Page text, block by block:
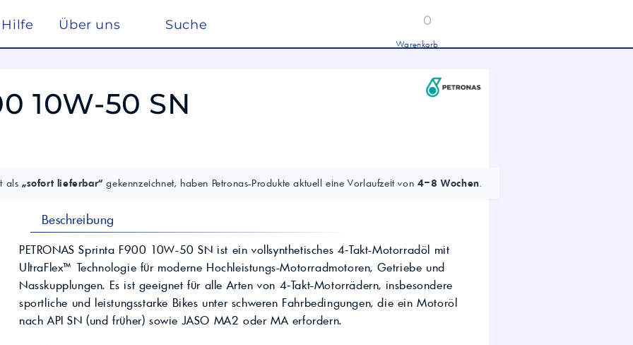
Hilfe Über uns Suche 0
Warenkorb
Pflege, Reinigung und Optimierung
Industrieöle
Traktoröle
Motorrad
Hydrauliköle
Schmierfette
Spezialöle
Kompressoröle
Wasseraufbereitung
Industriechemie
Futtermittel
Kosmetik
Entschwefelung
und Farbmittel für
Individuelle Lösungen
Liter
Hochwertige Industrieöle von Mobil und
Petronas für Hydraulik, Getriebe und
schwere Nutzfahrzeuge
Landwirtschaft
Hochwertige Öle für die moderne
Landwirtschaft.
elf Glysantin
REFLEX Total
VW
10W-50 SN
als„sofort lieferbar“ gekennzeichnet, haben Petronas-Produkte aktuell eine Vorlaufzeit von 4–8 Wochen
Beschreibung
PETRONAS Sprinta F900 10W-50 SN ist ein vollsynthetisches 4‑Takt-Motorradöl mit
UltraFlex™ Technologie für moderne Hochleistungs-Motorradmotoren, Getriebe und
Nasskupplungen. Es ist geeignet für alle Arten von 4‑Takt-Motorrädern, insbesondere
sportliche und leistungsstarke Bikes unter schweren Fahrbedingungen, die ein Motoröl
nach API SN (und früher) sowie JASO MA2 oder MA erfordern.